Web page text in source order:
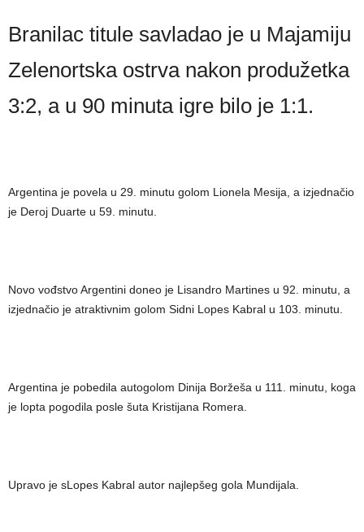
Branilac titule savladao je u Majamiju
Zelenortska ostrva nakon produžetka
3:2, a u 90 minuta igre bilo je 1:1.
Argentina je povela u 29. minutu golom Lionela Mesija, a izjednačio
je Deroj Duarte u 59. minutu.
Novo vođstvo Argentini doneo je Lisandro Martines u 92. minutu, a
izjednačio je atraktivnim golom Sidni Lopes Kabral u 103. minutu.
Argentina je pobedila autogolom Dinija Boržeša u 111. minutu, koga
je lopta pogodila posle šuta Kristijana Romera.
Upravo je sLopes Kabral autor najlepšeg gola Mundijala.